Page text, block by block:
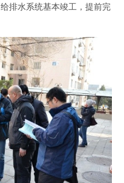
排水系统基本竣工，提前完